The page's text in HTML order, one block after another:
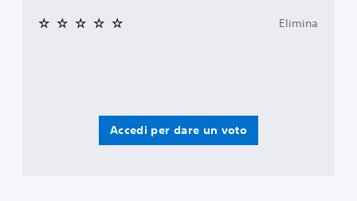
Accedi per dare un voto
Elimina